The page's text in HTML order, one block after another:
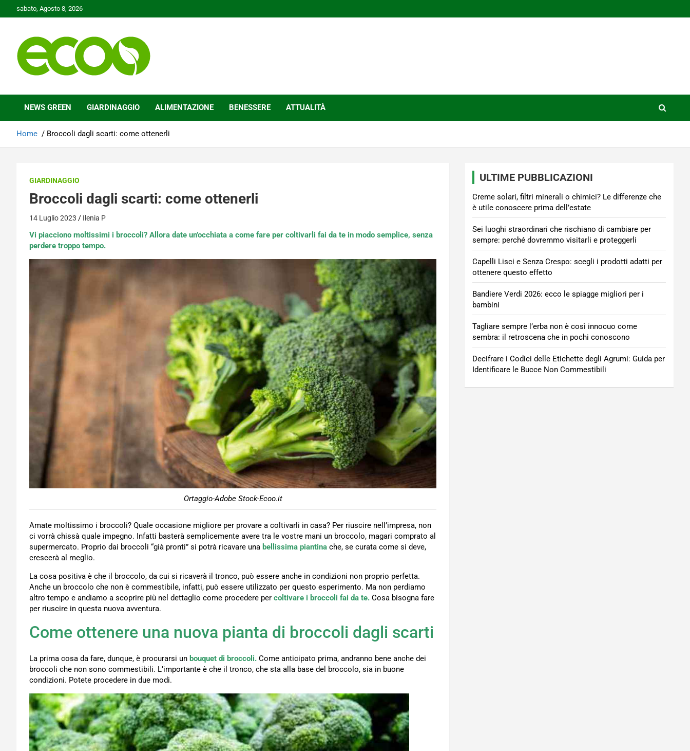
to
sabato, Agosto 8, 2026
Ecoo.it
NEWS GREEN GIARDINAGGIO ALIMENTAZIONE BENESSERE ATTUALITÀ
Home Broccoli dagli scarti: come ottenerli
GIARDINAGGIO
Broccoli dagli scarti: come ottenerli
14 Luglio 2023 Ilenia P
Vi piacciono moltissimi i broccoli? Allora date un’occhiata a come fare per coltivarli fai da te in modo semplice, senza
perdere troppo tempo.
Ortaggio-Adobe Stock-Ecoo.it
Amate moltissimo i broccoli? Quale occasione migliore per provare a coltivarli in casa? Per riuscire nell’impresa, non
ci vorrà chissà quale impegno. Infatti basterà semplicemente avere tra le vostre mani un broccolo, magari comprato al
supermercato. Proprio dai broccoli “già pronti” si potrà ricavare una bellissima piantina che, se curata come si deve,
crescerà al meglio.
La cosa positiva è che il broccolo, da cui si ricaverà il tronco, può essere anche in condizioni non proprio perfetta.
Anche un broccolo che non è commestibile, infatti, può essere utilizzato per questo esperimento. Ma non perdiamo
altro tempo e andiamo a scoprire più nel dettaglio come procedere per coltivare i broccoli fai da te. Cosa bisogna fare
per riuscire in questa nuova avventura.
Come ottenere una nuova pianta di broccoli dagli scarti
La prima cosa da fare, dunque, è procurarsi un bouquet di broccoli. Come anticipato prima, andranno bene anche dei
broccoli che non sono commestibili. L’importante è che il tronco, che sta alla base del broccolo, sia in buone
condizioni. Potete procedere in due modi.
ULTIME PUBBLICAZIONI
Creme solari, filtri minerali o chimici? Le differenze che
è utile conoscere prima dell’estate
Sei luoghi straordinari che rischiano di cambiare per
sempre: perché dovremmo visitarli e proteggerli
Capelli Lisci e Senza Crespo: scegli i prodotti adatti per
ottenere questo effetto
Bandiere Verdi 2026: ecco le spiagge migliori per i
bambini
Tagliare sempre l’erba non è così innocuo come
sembra: il retroscena che in pochi conoscono
Decifrare i Codici delle Etichette degli Agrumi: Guida per
Identificare le Bucce Non Commestibili